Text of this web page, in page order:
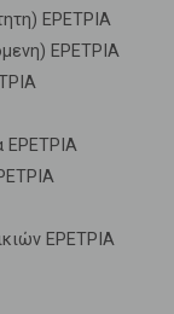
ΕΡΕΤΡΙΑ
ΕΡΕΤΡΙΑ
ΕΡΕΤΡΙΑ
ΕΡΕΤΡΙΑ